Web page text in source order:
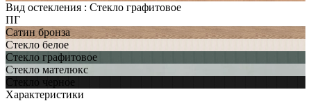
Вид остекления : Стекло графитовое
ПГ
Сатин бронза
Стекло белое
Стекло графитовое
Стекло мателюкс
Стекло черное
Характеристики